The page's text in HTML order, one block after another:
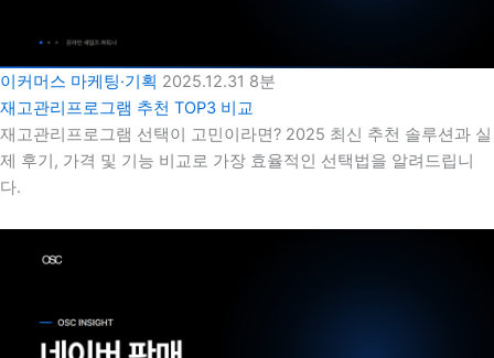
이커머스 마케팅·기획 2025.12.31 8분
재고관리프로그램 추천 TOP3 비교
재고관리프로그램 선택이 고민이라면? 2025 최신 추천 솔루션과 실
제 후기, 가격 및 기능 비교로 가장 효율적인 선택법을 알려드립니
다.